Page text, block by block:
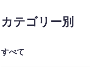
カテゴリー別